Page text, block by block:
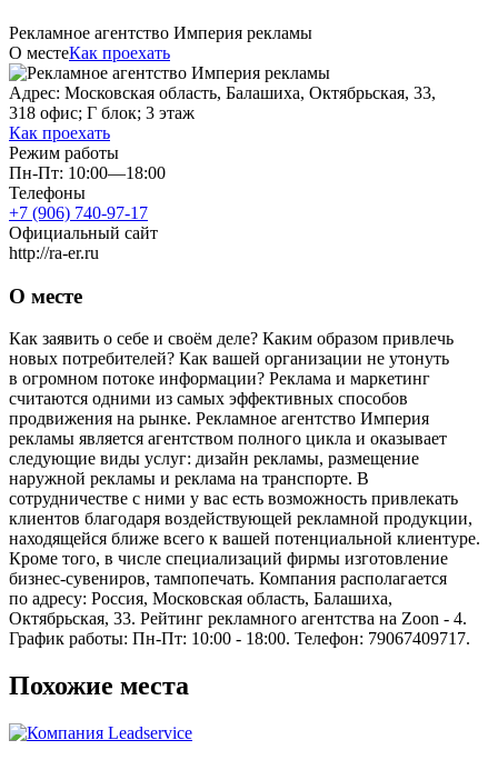
Рекламное агентство Империя рекламы
О местеКак проехать
Адрес: Московская область, Балашиха, Октябрьская, 33,
318 офис; Г блок; 3 этаж
Как проехать
Режим работы
Пн-Пт: 10:00—18:00
Телефоны
+7 (906) 740-97-17
Официальный сайт
http://ra-er.ru
О месте
Как заявить о себе и своём деле? Каким образом привлечь
новых потребителей? Как вашей организации не утонуть
в огромном потоке информации? Реклама и маркетинг
считаются одними из самых эффективных способов
продвижения на рынке. Рекламное агентство Империя
рекламы является агентством полного цикла и оказывает
следующие виды услуг: дизайн рекламы, размещение
наружной рекламы и реклама на транспорте. В
сотрудничестве с ними у вас есть возможность привлекать
клиентов благодаря воздействующей рекламной продукции,
находящейся ближе всего к вашей потенциальной клиентуре.
Кроме того, в числе специализаций фирмы изготовление
бизнес-сувениров, тампопечать. Компания располагается
по адресу: Россия, Московская область, Балашиха,
Октябрьская, 33. Рейтинг рекламного агентства на Zoon - 4.
График работы: Пн-Пт: 10:00 - 18:00. Телефон: 79067409717.
Похожие места